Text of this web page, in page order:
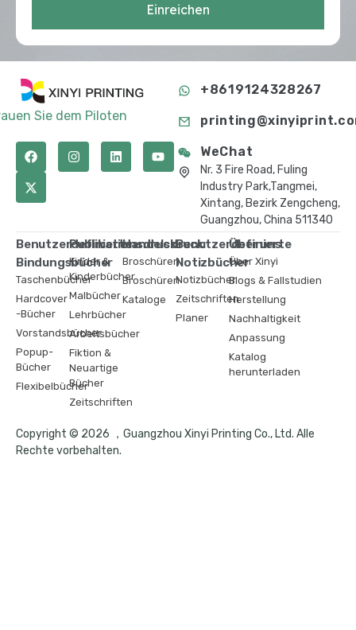
Einreichen
Sie dem Piloten
+8619124328267
WeChat
Nr. 3 Fire Road, Fuling
Industry Park,Tangmei,
Xintang, Bezirk Zengcheng,
Guangzhou, China 511340
Benutzerdefinierte
Bindungsbücher
Taschenbücher
Hardcover
-Bücher
Vorstandsbücher
Popup-
Bücher
Flexibelbücher
Publikationsdruck
Kinder &
Kinderbücher
Malbücher
Lehrbücher
Arbeitsbücher
Fiktion &
Neuartige
Bücher
Zeitschriften
Handelsdruck
Broschüren
Broschüren
Kataloge
Benutzerdefinierte
Notizbücher
Notizbücher
Zeitschriften
Planer
Über uns
Über Xinyi
Blogs & Fallstudien
Herstellung
Nachhaltigkeit
Anpassung
Katalog
herunterladen
Copyright © 2026 ，Guangzhou Xinyi Printing Co., Ltd. Alle
Rechte vorbehalten.